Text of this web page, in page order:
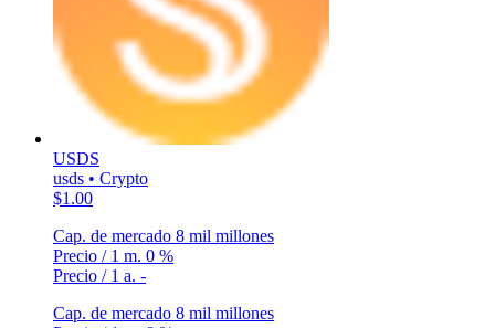
USDS
usds • Crypto
$1.00
Cap. de mercado 8 mil millones
Precio / 1 m. 0 %
Precio / 1 a. -
Cap. de mercado 8 mil millones